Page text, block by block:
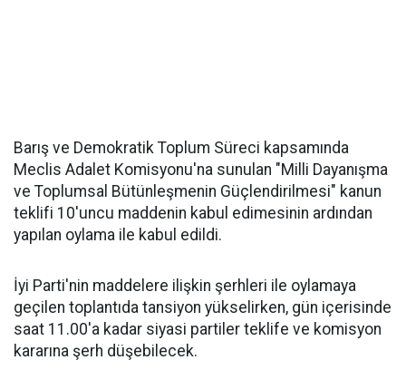
Barış ve Demokratik Toplum Süreci kapsamında
Meclis Adalet Komisyonu'na sunulan "Milli Dayanışma
ve Toplumsal Bütünleşmenin Güçlendirilmesi" kanun
teklifi 10'uncu maddenin kabul edimesinin ardından
yapılan oylama ile kabul edildi.
İyi Parti'nin maddelere ilişkin şerhleri ile oylamaya
geçilen toplantıda tansiyon yükselirken, gün içerisinde
saat 11.00'a kadar siyasi partiler teklife ve komisyon
kararına şerh düşebilecek.